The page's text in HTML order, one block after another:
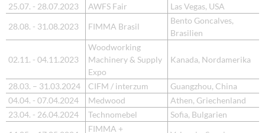
25.07. - 28.07.2023
AWFS Fair
Las Vegas, USA
28.08. - 31.08.2023
FIMMA Brasil
Bento Goncalves,
Brasilien
02.11. - 04.11.2023
Woodworking
Machinery & Supply
Expo
Kanada, Nordamerika
28.03. – 31.03.2024 CIFM / interzum
Guangzhou, China
04.04. - 07.04.2024
Medwood
Athen, Griechenland
23.04. - 26.04.2024
Technomebel
Sofia, Bulgarien
FIMMA +